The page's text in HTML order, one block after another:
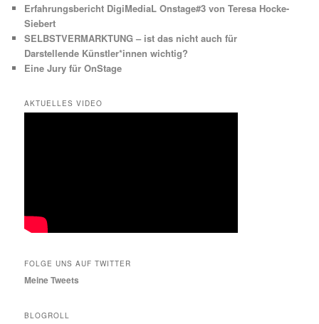
Erfahrungsbericht DigiMediaL Onstage#3 von Teresa Hocke-
Siebert
SELBSTVERMARKTUNG – ist das nicht auch für
Darstellende Künstler*innen wichtig?
Eine Jury für OnStage
AKTUELLES VIDEO
FOLGE UNS AUF TWITTER
Meine Tweets
BLOGROLL